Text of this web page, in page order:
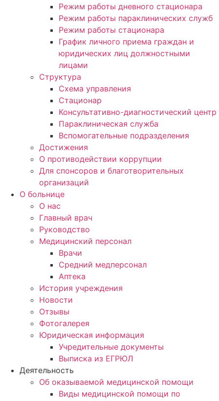
Режим работы дневного стационара
Режим работы параклинических служб
Режим работы стационара
График личного приема граждан и
юридических лиц должностными
лицами
Структура
Схема управления
Стационар
Консультативно-диагностический центр
Параклиническая служба
Вспомогательные подразделения
Достижения
О противодействии коррупции
Для спонсоров и благотворительных
организаций
О больнице
О нас
Главный врач
Руководство
Медицинский персонал
Врачи
Средний медперсонал
Аптека
История учреждения
Новости
Отзывы
Фотогалерея
Юридическая информация
Учредительные документы
Выписка из ЕГРЮЛ
Деятельность
Об оказываемой медицинской помощи
Виды медицинской помощи по